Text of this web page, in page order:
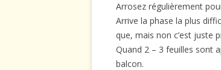
Arrosez régulièrement
Arrive la phase la plus
que, mais non c’est juste
Quand 2 – 3 feuilles sont
balcon.